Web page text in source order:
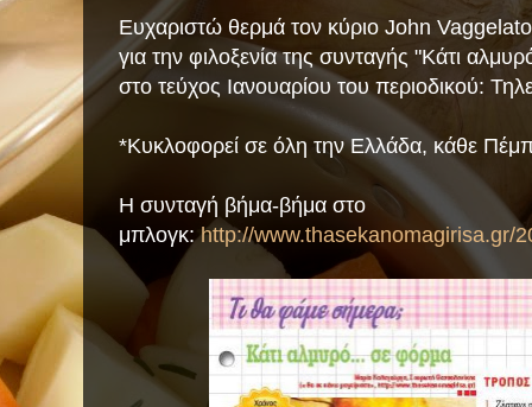
Eυχαριστώ θερμά τον κύριο John
για την φιλοξενία της συνταγής "Κάτι
στο τεύχος Ιανουαρίου του περιοδικού:
*Κυκλοφορεί σε όλη την Ελλάδα, κάθε
Η συνταγή βήμα-βήμα στο
μπλογκ:http://www.thasekanomagirisa.gr/